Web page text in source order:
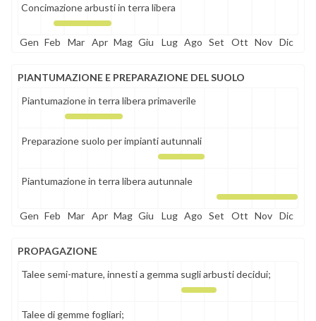
Concimazione arbusti in terra libera
Gen Feb Mar Apr Mag Giu Lug Ago Set Ott Nov Dic
PIANTUMAZIONE E PREPARAZIONE DEL SUOLO
Piantumazione in terra libera primaverile
Preparazione suolo per impianti autunnali
Piantumazione in terra libera autunnale
Gen Feb Mar Apr Mag Giu Lug Ago Set Ott Nov Dic
PROPAGAZIONE
Talee semi-mature, innesti a gemma sugli arbusti decidui;
Talee di gemme fogliari;